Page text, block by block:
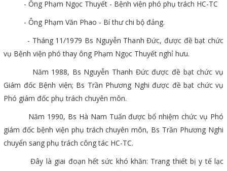
- Ông Phạm Ngọc Thuyết - Bệnh viện phó phụ trách HC-TC
- Ông Phạm Văn Phao - Bí thư chi bộ đảng.
- Tháng 11/1979 Bs Nguyễn Thanh Đức, được đề bạt chức
vụ Bệnh viện phó thay ông Phạm Ngọc Thuyết nghỉ hưu.
Năm 1988, Bs Nguyễn Thanh Đức được đề bạt chức vụ
Giám đốc Bệnh viện; Bs Trần Phương Nghi được đề bạt chức vụ
Phó giám đốc phụ trách chuyên môn.
Năm 1990, Bs Hà Nam Tuấn được bổ nhiệm chức vụ Phó
giám đốc bệnh viện phụ trách chuyên môn, Bs Trần Phương Nghi
chuyển sang phụ trách công tác HC-TC.
Đây là giai đoạn hết sức khó khăn: Trang thiết bị y tế lạc